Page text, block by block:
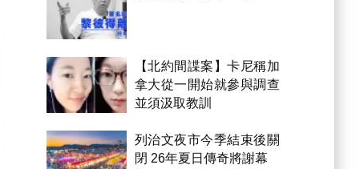
【北約間諜案】卡尼稱加
拿大從一開始就參與調查
並須汲取教訓
列治文夜市今季結束後關
閉 26年夏日傳奇將謝幕